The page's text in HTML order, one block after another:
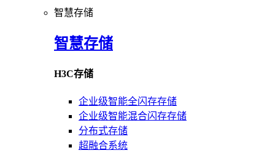
智慧存储
智慧存储
H3C存储
企业级智能全闪存存储
企业级智能混合闪存存储
分布式存储
超融合系统